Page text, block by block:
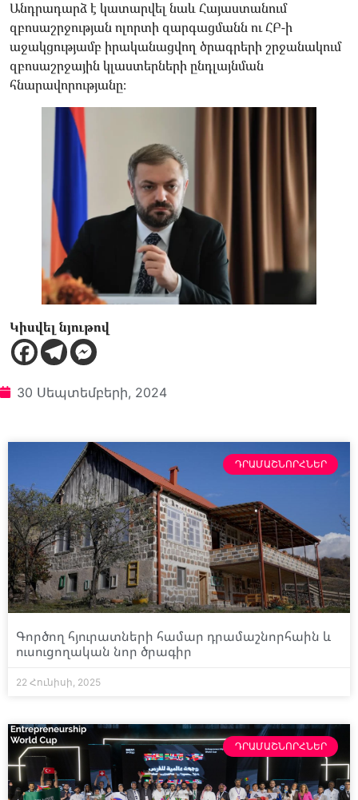
Անդրադարձ է կատարվել նաև Հայաստանում
զբոսաշրջության ոլորտի զարգացմանն ու ՀԲ-ի
աջակցությամբ իրականացվող ծրագրերի շրջանակում
զբոսաշրջային կլաստերների ընդլայնման
հնարավորությանը։
Կիսվել նյութով
30 Սեպտեմբերի, 2024
ԴՐԱՄԱՇՆՈՐՀՆԵՐ
Գործող հյուրատների համար դրամաշնորհաին և
ուսուցողական նոր ծրագիր
22 Հունիսի, 2025
ԴՐԱՄԱՇՆՈՐՀՆԵՐ